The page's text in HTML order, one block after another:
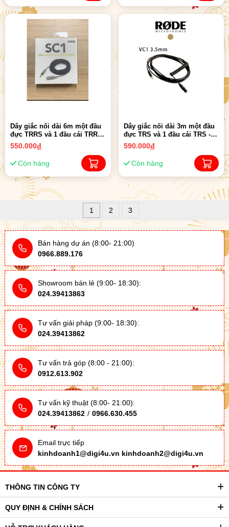
Dây giắc nối dài 6m một đầu
đực TRRS và 1 đầu cái TRRS
- RODE SC1 | Chính Hãng
550.000đ
Còn hàng
Dây giắc nối dài 3m một đầu
đực TRS và 1 đầu cái TRS -
590.000đ
Còn hàng
1 2 3
Bán hàng dự án (8:00- 21:00)
0966.889.176
Showroom bán lẻ (9:00- 18:30):
024.39413863
Tư vấn giải pháp (9:00- 18:30):
024.39413862
Tư vấn trả góp (8:00 - 21:00):
0912.613.902
Tư vấn kỹ thuật (8:00- 21:00):
024.39413862 / 0966.630.455
Email trực tiếp
kinhdoanh1@digi4u.vn kinhdoanh2@digi4u.vn
THÔNG TIN CÔNG TY
QUY ĐỊNH & CHÍNH SÁCH